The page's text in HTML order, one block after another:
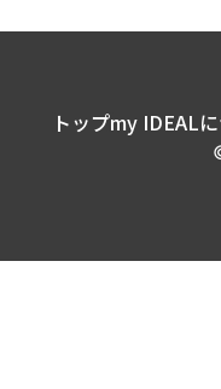
トップmy IDEAL